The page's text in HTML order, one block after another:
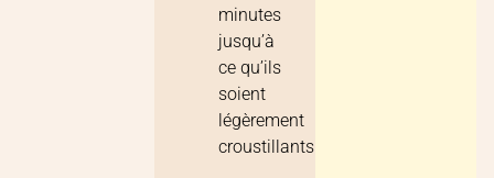
minutes
jusqu’à
ce qu’ils
soient
légèrement
croustillants.